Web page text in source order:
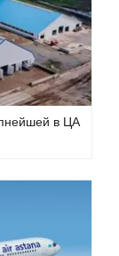
в ЦА